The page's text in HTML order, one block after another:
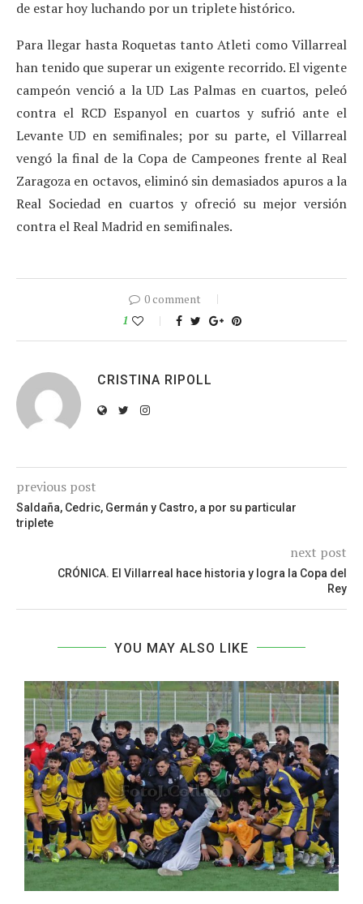
de estar hoy luchando por un triplete histórico.
Para llegar hasta Roquetas tanto Atleti como Villarreal
han tenido que superar un exigente recorrido. El vigente
campeón venció a la UD Las Palmas en cuartos, peleó
contra el RCD Espanyol en cuartos y sufrió ante el
Levante UD en semifinales; por su parte, el Villarreal
vengó la final de la Copa de Campeones frente al Real
Zaragoza en octavos, eliminó sin demasiados apuros a la
Real Sociedad en cuartos y ofreció su mejor versión
contra el Real Madrid en semifinales.
0 comment
1
CRISTINA RIPOLL
previous post
Saldaña, Cedric, Germán y Castro, a por su particular
triplete
next post
CRÓNICA. El Villarreal hace historia y logra la Copa del
Rey
YOU MAY ALSO LIKE